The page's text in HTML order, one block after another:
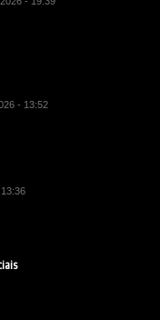
- 13:52